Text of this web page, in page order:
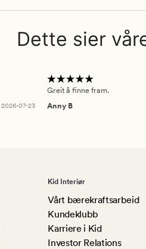
Dette sier
2026-07-23
Greit å finne fram.
Anny B
Kid Interiør
Vårt bærekraftsarbeid
Kundeklubb
Karriere i Kid
Investor Relations